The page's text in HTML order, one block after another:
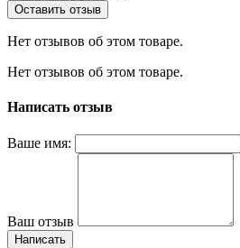
Оставить отзыв
Нет отзывов об этом товаре.
Нет отзывов об этом товаре.
Написать отзыв
Ваше имя:
Ваш отзыв
Написать